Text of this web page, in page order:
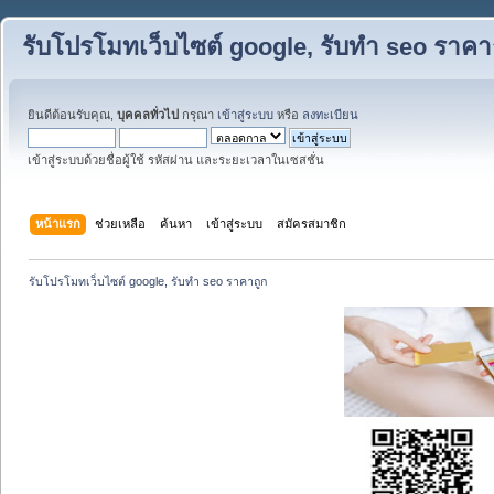
รับโปรโมทเว็บไซต์ google, รับทำ seo ราค
ยินดีต้อนรับคุณ, บุคคลทั่วไป กรุณา เข้าสู่ระบบ หรือ ลงทะเบียน
เข้าสู่ระบบด้วยชื่อผู้ใช้ รหัสผ่าน และระยะเวลาในเซสชั่น
หน้าแรก ช่วยเหลือ ค้นหา เข้าสู่ระบบ สมัครสมาชิก
รับโปรโมทเว็บไซต์ google, รับทำ seo ราคาถูก